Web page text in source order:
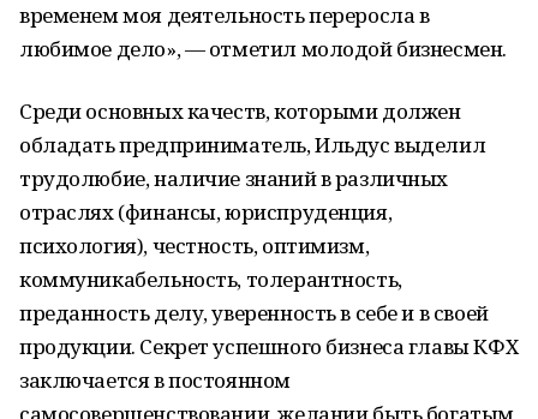
временем моя деятельность переросла в
любимое дело», — отметил молодой бизнесмен.
Среди основных качеств, которыми должен
обладать предприниматель, Ильдус выделил
трудолюбие, наличие знаний в различных
отраслях (финансы, юриспруденция,
психология), честность, оптимизм,
коммуникабельность, толерантность,
преданность делу, уверенность в себе и в своей
продукции. Секрет успешного бизнеса главы КФХ
заключается в постоянном